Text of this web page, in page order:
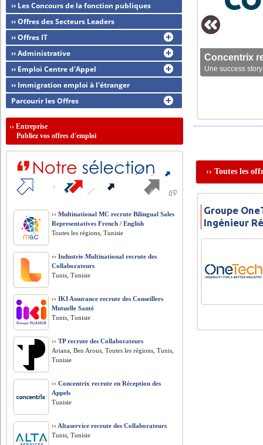
Concentrix
Une success
›› Toutes les
Groupe
Ingénieur
›› Les Concours de la fonction publiques
›› Offres des Secteurs Leaders
›› Offres IT
›› Administrative
›› Emploi Centre d'Appel
›› Immigration emploi à l'étranger
Parcourir les Offres
››Entreprise
Publiez vos offres d'emploi
›› Multinational MC recrute Bilingual Sales
Representatives French / English
Toutes les régions, Tunisie
›› Industrie Multinational recrute des
Collaborateurs
Tunis, Tunisie
›› IKI Assurance recrute des Conseillers
Mutuelle Santé
Tunis, Tunisie
›› TP recrute des Collaborateurs
Ariana, Ben Arous, Toutes les régions, Tunis,
Tunisie
›› Concentrix recrute en Réception des
Appels
Tunisie
›› Altaservice recrute des Collaborateurs
Tunis, Tunisie